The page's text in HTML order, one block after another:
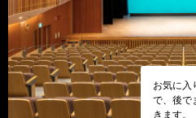
お気に入
で、後で
きます。